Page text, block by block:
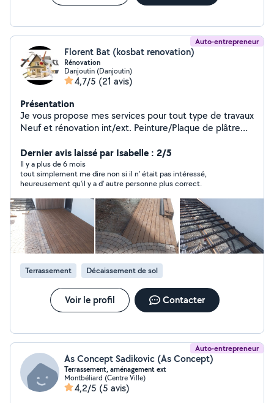
Auto-entrepreneur
Florent Bat (kosbat renovation)
Rénovation
Danjoutin (Danjoutin)
4,7/5 (21 avis)
Présentation
Je vous propose mes services pour tout type de travaux
Neuf et rénovation int/ext. Peinture/Plaque de plâtre
couverture zinguerie remplacement tuile Travail soigné
et propre Zéro sept, soixante et onze, quatre vingt cinq,
vingt neuf Zéro un
Dernier avis laissé par Isabelle : 2/5
Il y a plus de 6 mois
tout simplement me dire non si il n' était pas intéressé,
heureusement qu'il y a d' autre personne plus correct.
Terrassement Décaissement de sol
Voir le profil Contacter
Auto-entrepreneur
As Concept Sadikovic (As Concept)
Terrassement, aménagement ext
Montbéliard (Centre Ville)
4,2/5 (5 avis)